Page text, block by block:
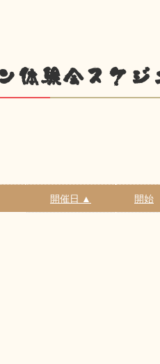
体験会スケジ
開催日 ▲ 開始